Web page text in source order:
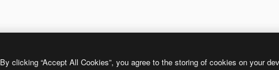
By clicking “Accept All Cookies”, you agree to the storing of cookies on your